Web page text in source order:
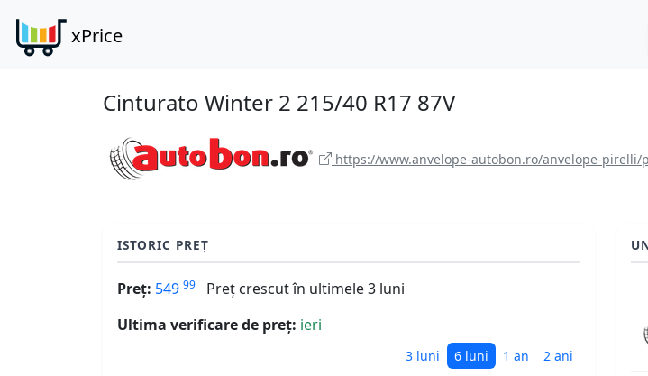
xPrice
Cinturato Winter 2 215/40 R17 87V
https://www.anvelope-autobon.ro/anvelope-
ISTORIC PREȚ
Preț: 549 99
Preț crescut în ultimele 3 luni
Ultima verificare de preț: ieri
3 luni 6 luni 1 an 2 ani